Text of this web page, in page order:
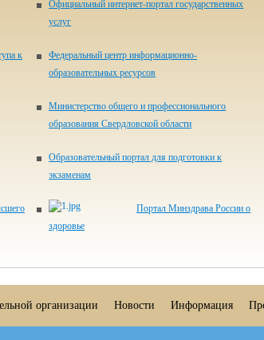
Официальный интернет-портал государственных
услуг
к
Федеральный центр информационно-
образовательных ресурсов
Министерство общего и профессионального
образования Свердловской области
Образовательный портал для подготовки к
экзаменам
Портал Минздрава России о
здоровье
организации Новости Информация